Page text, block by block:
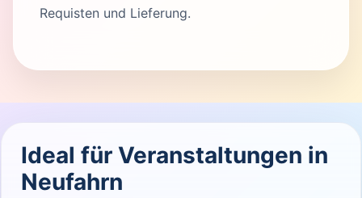
Requisten und Lieferung.
Ideal für Veranstaltungen in
Neufahrn